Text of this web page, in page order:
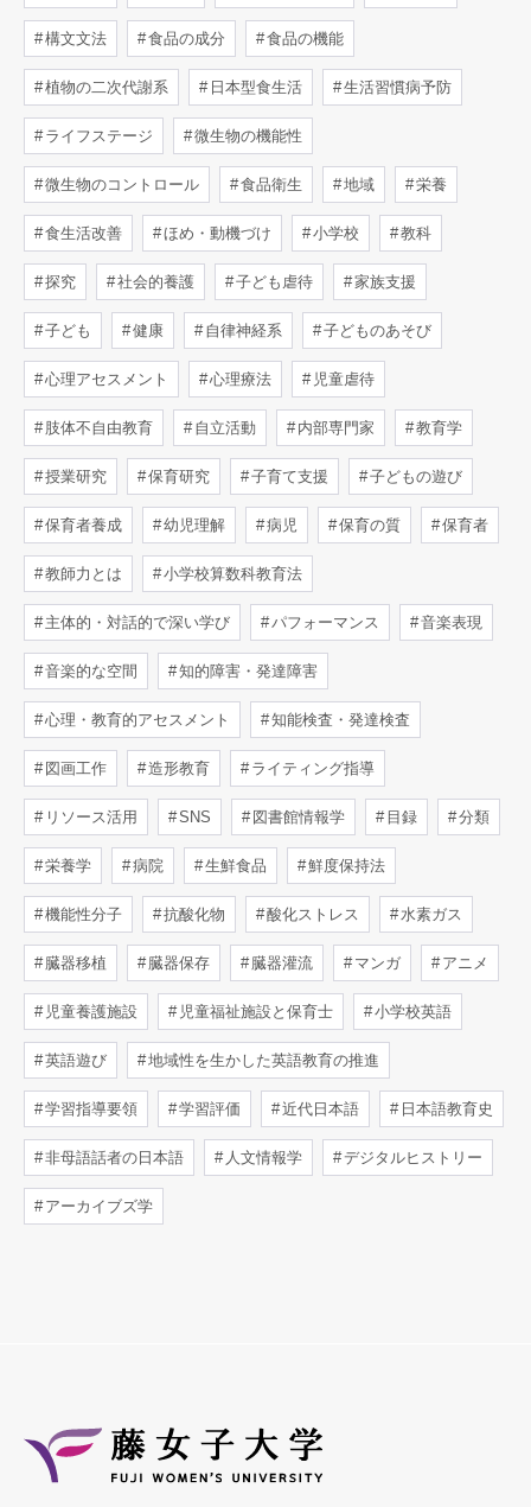
構文文法 食品の成分 食品の機能
植物の二次代謝系 日本型食生活 生活習慣病予防
ライフステージ 微生物の機能性
微生物のコントロール 食品衛生 地域 栄養
食生活改善 ほめ・動機づけ 小学校 教科
探究 社会的養護 子ども虐待 家族支援
子ども 健康 自律神経系 子どものあそび
心理アセスメント 心理療法 児童虐待
肢体不自由教育 自立活動 内部専門家 教育学
授業研究 保育研究 子育て支援 子どもの遊び
保育者養成 幼児理解 病児 保育の質 保育者
教師力とは 小学校算数科教育法
主体的・対話的で深い学び パフォーマンス 音楽表現
音楽的な空間 知的障害・発達障害
心理・教育的アセスメント 知能検査・発達検査
図画工作 造形教育 ライティング指導
リソース活用 SNS 図書館情報学 目録 分類
栄養学 病院 生鮮食品 鮮度保持法
機能性分子 抗酸化物 酸化ストレス 水素ガス
臓器移植 臓器保存 臓器灌流 マンガ アニメ
児童養護施設 児童福祉施設と保育士 小学校英語
英語遊び 地域性を生かした英語教育の推進
学習指導要領 学習評価 近代日本語 日本語教育史
非母語話者の日本語 人文情報学 デジタルヒストリー
アーカイブズ学